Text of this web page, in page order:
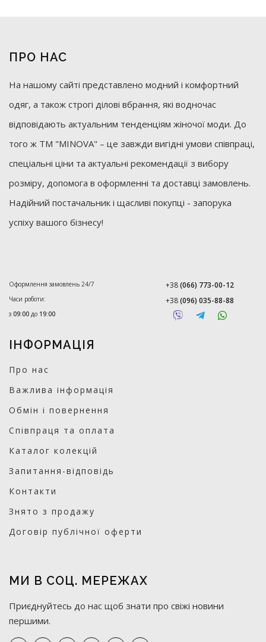
ПРО НАС
На нашому сайті представлено модний і комфортний
одяг, а також строгі ділові вбрання, які водночас
відповідають актуальним тенденціям жіночої моди. До
того ж ТМ "MINOVA" – це завжди вигідні умови співпраці,
спеціальні ціни та актуальні рекомендації з вибору
розміру, допомога в оформленні та доставці замовлень.
Надійний постачальник і щасливі покупці - запорука
успіху вашого бізнесу!
Оформлення замовлень 24/7
Часи роботи:
з 09:00 до 19:00
+38(066) 773-00-12
+38(096) 035-88-88
ІНФОРМАЦІЯ
Про нас
Важлива інформація
Обмін і повернення
Співпраця та оплата
Каталог колекцій
Запитання-відповідь
Контакти
Знято з продажу
Договір публічної оферти
МИ В СОЦ. МЕРЕЖАХ
Приєднуйтесь до нас щоб знати про свіжі новини
першими.